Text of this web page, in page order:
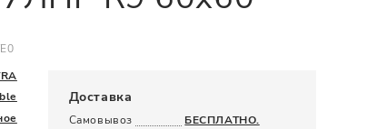
Доставка
Самовывоз
БЕСПЛАТНО.